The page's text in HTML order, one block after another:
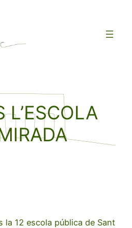
L’ESCOLA
la 12 escola pública de Sant